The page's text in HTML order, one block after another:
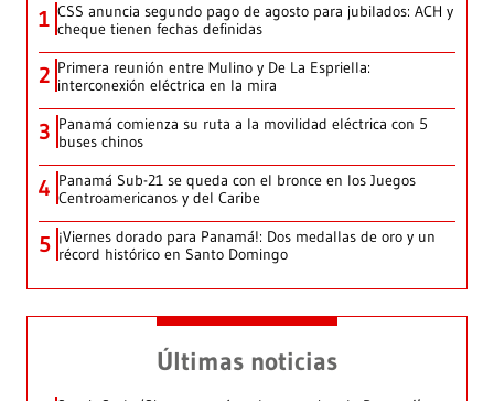
1 CSS anuncia segundo pago de agosto para jubilados: ACH y
cheque tienen fechas definidas
2 Primera reunión entre Mulino y De La Espriella:
interconexión eléctrica en la mira
3 Panamá comienza su ruta a la movilidad eléctrica con 5
buses chinos
4 Panamá Sub-21 se queda con el bronce en los Juegos
Centroamericanos y del Caribe
5 ¡Viernes dorado para Panamá!: Dos medallas de oro y un
récord histórico en Santo Domingo
Últimas noticias